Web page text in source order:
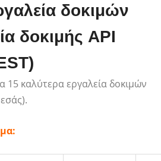
δοκιμών
δοκιμής API
15 καλύτερα εργαλεία δοκιμών